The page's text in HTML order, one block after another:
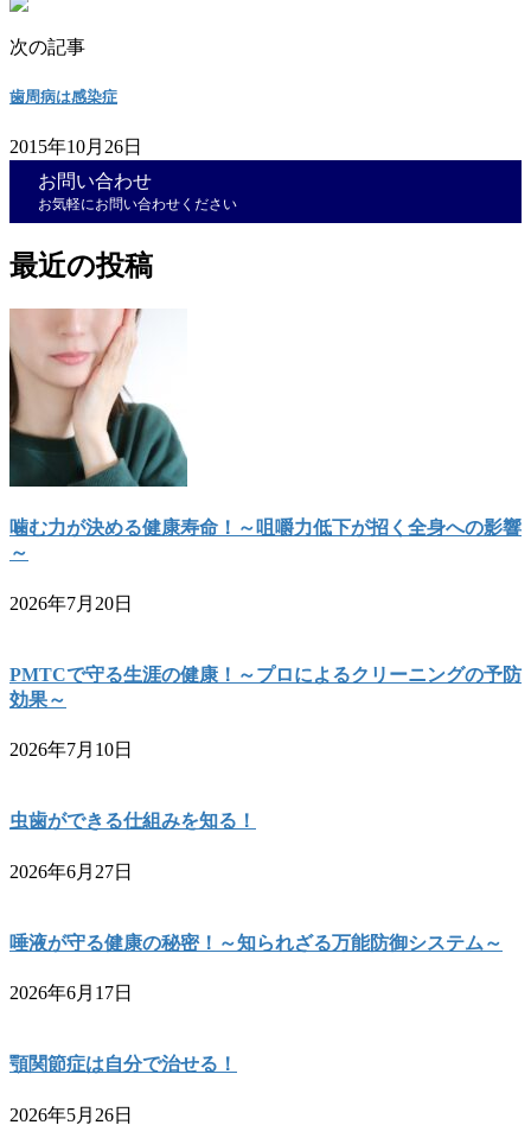
次の記事
歯周病は感染症
2015年10月26日
お問い合わせ
お気軽にお問い合わせください
最近の投稿
噛む力が決める健康寿命！～咀嚼力低下が招く全身への影響
～
2026年7月20日
PMTCで守る生涯の健康！～プロによるクリーニングの予防
効果～
2026年7月10日
虫歯ができる仕組みを知る！
2026年6月27日
唾液が守る健康の秘密！～知られざる万能防御システム～
2026年6月17日
顎関節症は自分で治せる！
2026年5月26日